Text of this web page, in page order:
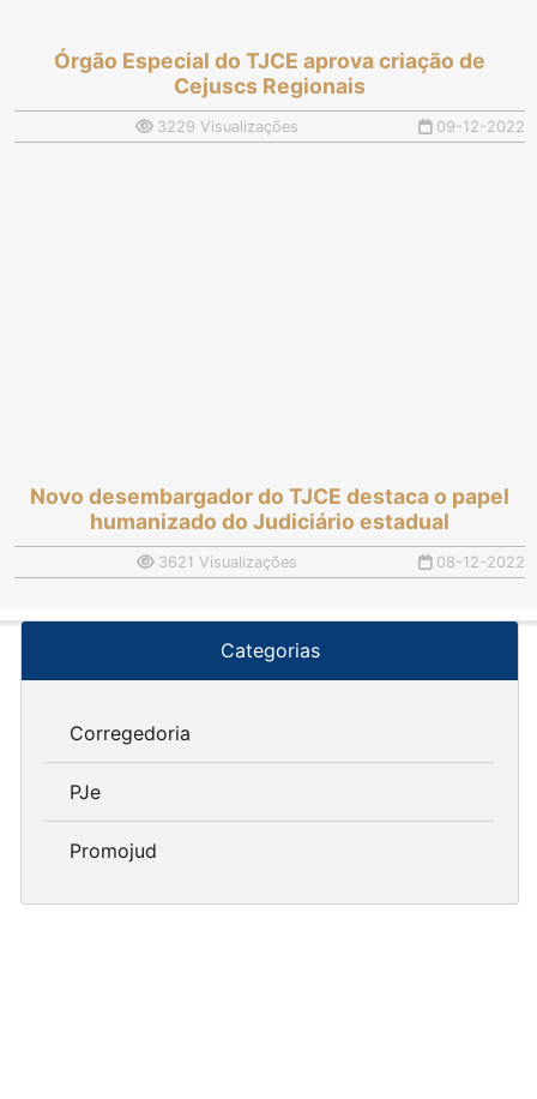
Órgão Especial do TJCE aprova criação de
Cejuscs Regionais
3229 Visualizações 09-12-2022
Novo desembargador do TJCE destaca o papel
humanizado do Judiciário estadual
3621 Visualizações 08-12-2022
Categorias
Corregedoria
PJe
Promojud